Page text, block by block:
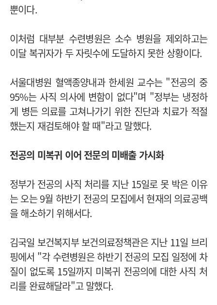
뿐이다.
이처럼 대부분 수련병원은 소수 병원을 제외하고는
이달 복귀자가 두 자릿수에 도달하지 못한 상황이다.
서울대병원 혈액종양내과 한세원 교수는 "전공의 중
95%는 사직 의사에 변함이 없다"며 "정부는 냉정하
게 병든 의료를 고쳐나가기 위한 진단과 치료가 적절
했는지 재검토해야 할 때"라고 말했다.
전공의 미복귀 이어 전문의 미배출 가시화
정부가 전공의 사직 처리를 지난 15일로 못 박은 이유
는 오는 9월 하반기 전공의 모집에서 현재의 의료공백
을 해소하기 위해서다.
김국일 보건복지부 보건의료정책관은 지난 11일 브리
핑에서 "각 수련병원은 하반기 전공의 모집 일정에 차
질이 없도록 15일까지 미복귀 전공의에 대한 사직 처
리를 완료해달라"고 말했다.